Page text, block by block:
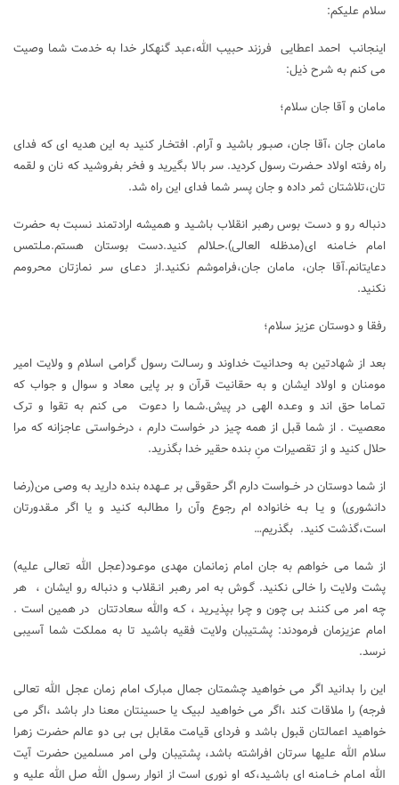
سلام علیکم:
اینجانب احمد اعطایی فرزند حبیب الله،عبد گنهکار خدا به خدمت شما وصیت
می کنم به شرح ذیل:
مامان و آقا جان سلام؛
مامان جان ،آقا جان، صبـور باشید و آرام. افتخـار کنید به این هدیه ای که فدای
راه رفته اولاد حـضرت رسول کردید. سر بالا بگیرید و فخر بفروشید که نان و لقمه
تان،تلاشتان ثمر داده و جان پسر شما فدای این راه شد.
دنباله رو و دسـت بوس رهبر انقلاب باشـید و همیشه ارادتمند نسبت به حضرت
امام خـامنه ای(مدظله العالی).حـلالم کنید.دست بوستان هستم.مـلتمس
دعایتانم.آقا جان، مامان جان،فراموشم نکنید.از دعـای سر نمازتان محرومم
نکنید.
رفقا و دوستان عزیز سلام؛
بعد از شهادتین به وحدانیت خداوند و رسـالت رسول گرامی اسلام و ولایت امیر
مومنان و اولاد ایشان و به حقانیت قرآن و بر پایی معاد و سوال و جواب که
تمـاما حق اند و وعـده الهی در پیش.شـما را دعوت می کنم به تقوا و ترک
معصیت . از شما قبل از همه چیز در خواست دارم ، درخـواستی عاجزانه که مرا
حلال کنید و از تقصیرات منِ بنده حقیر خدا بگذرید.
از شما دوستان در خــواست دارم اگر حقوقی بر عــهده بنده دارید به وصی من(رضا
دانشوری) و یـا بـه خانواده ام رجوع وآن را مطالبه کنید و یا اگر مـقدورتان
است،گذشت کنید. بگذریم…
از شما می خواهم به جان امام زمانمان مهدی موعـود(عجل الله تعالی علیه)
پشت ولایت را خالی نکنید. گـوش به امر رهبر انـقلاب و دنباله رو ایشان ، هر
چه امر می کننـد بی چون و چرا بپذیـرید ، کـه والله سعادتتان در همین است .
امام عزیزمان فرمودند: پشـتیبان ولایت فقیه باشید تا به مملکت شما آسیبی
نرسد.
این را بدانید اگر می خواهید چشمتان جمال مبارک امام زمان عجل الله تعالی
فرجه) را ملاقات کند ،اگر می خواهید لبیک یا حسینتان معنا دار باشد ،اگر می
خواهید اعمالتان قبول باشد و فردای قیامت مقابل بی بی دو عالم حضرت زهرا
سلام الله علیها سرتان افراشته باشد، پشتیبان ولی امر مسلمین حضرت آیت
الله امـام خــامنه ای باشـید،که او نوری است از انوار رسـول الله صل الله علیه و